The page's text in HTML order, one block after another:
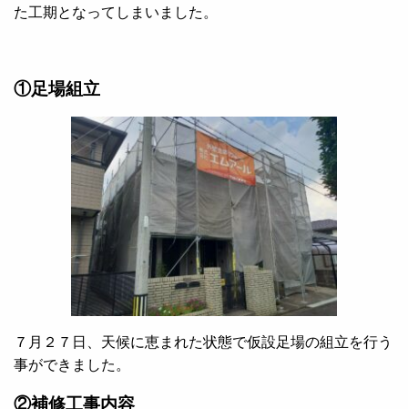
た工期となってしまいました。
①足場組立
７月２７日、天候に恵まれた状態で仮設足場の組立を行う
事ができました。
②補修工事内容